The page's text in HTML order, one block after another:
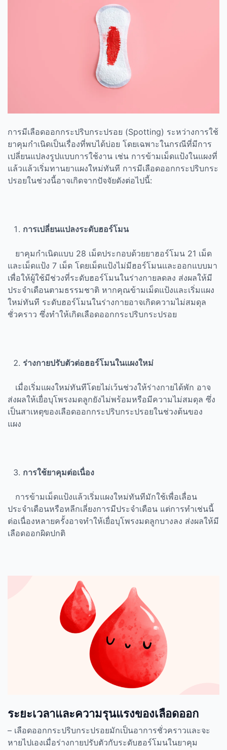
การมีเลือดออกกระปริบกระปรอย (Spotting) ระหว่างการใช้
ยาคุมกำเนิดเป็นเรื่องที่พบได้บ่อย โดยเฉพาะในกรณีที่มีการ
เปลี่ยนแปลงรูปแบบการใช้งาน เช่น การข้ามเม็ดแป้งในแผงที่
แล้วแล้วเริ่มทานยาแผงใหม่ทันที การมีเลือดออกกระปริบกระ
ปรอยในช่วงนี้อาจเกิดจากปัจจัยดังต่อไปนี้:
การเปลี่ยนแปลงระดับฮอร์โมน
ยาคุมกำเนิดแบบ 28 เม็ดประกอบด้วยยาฮอร์โมน 21 เม็ด
และเม็ดแป้ง 7 เม็ด โดยเม็ดแป้งไม่มีฮอร์โมนและออกแบบมา
เพื่อให้ผู้ใช้มีช่วงที่ระดับฮอร์โมนในร่างกายลดลง ส่งผลให้มี
ประจำเดือนตามธรรมชาติ หากคุณข้ามเม็ดแป้งและเริ่มแผง
ใหม่ทันที ระดับฮอร์โมนในร่างกายอาจเกิดความไม่สมดุล
ชั่วคราว ซึ่งทำให้เกิดเลือดออกกระปริบกระปรอย
ร่างกายปรับตัวต่อฮอร์โมนในแผงใหม่
เมื่อเริ่มแผงใหม่ทันทีโดยไม่เว้นช่วงให้ร่างกายได้พัก อาจ
ส่งผลให้เยื่อบุโพรงมดลูกยังไม่พร้อมหรือมีความไม่สมดุล ซึ่ง
เป็นสาเหตุของเลือดออกกระปริบกระปรอยในช่วงต้นของ
แผง
การใช้ยาคุมต่อเนื่อง
การข้ามเม็ดแป้งแล้วเริ่มแผงใหม่ทันทีมักใช้เพื่อเลื่อน
ประจำเดือนหรือหลีกเลี่ยงการมีประจำเดือน แต่การทำเช่นนี้
ต่อเนื่องหลายครั้งอาจทำให้เยื่อบุโพรงมดลูกบางลง ส่งผลให้มี
เลือดออกผิดปกติ
ระยะเวลาและความรุนแรงของเลือดออก
– เลือดออกกระปริบกระปรอยมักเป็นอาการชั่วคราวและจะ
หายไปเองเมื่อร่างกายปรับตัวกับระดับฮอร์โมนในยาคุม